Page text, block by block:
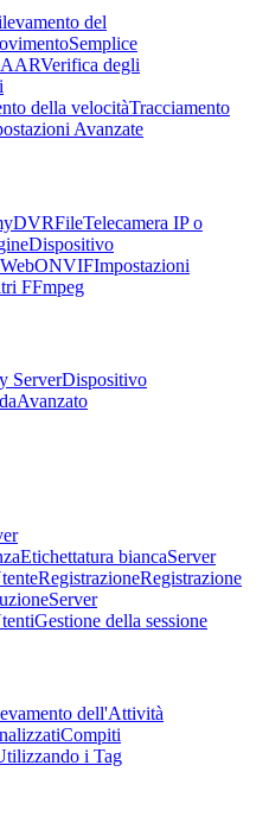
del
Semplice
Verifica degli
della velocitàTracciamento
Avanzate
DVRFileTelecamera IP o
Dispositivo
ONVIFImpostazioni
FFmpeg
ServerDispositivo
Avanzato
Etichettatura biancaServer
RegistrazioneRegistrazione
Server
Gestione della sessione
dell'Attività
Compiti
i Tag